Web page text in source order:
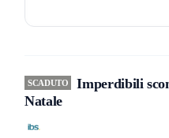
SCADUTO
Imperdibili
Natale